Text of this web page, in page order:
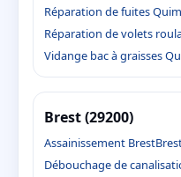
Réparation de fuites
Réparation de volets
Vidange bac à graisses
Brest (29200)
Assainissement Brest
Débouchage de